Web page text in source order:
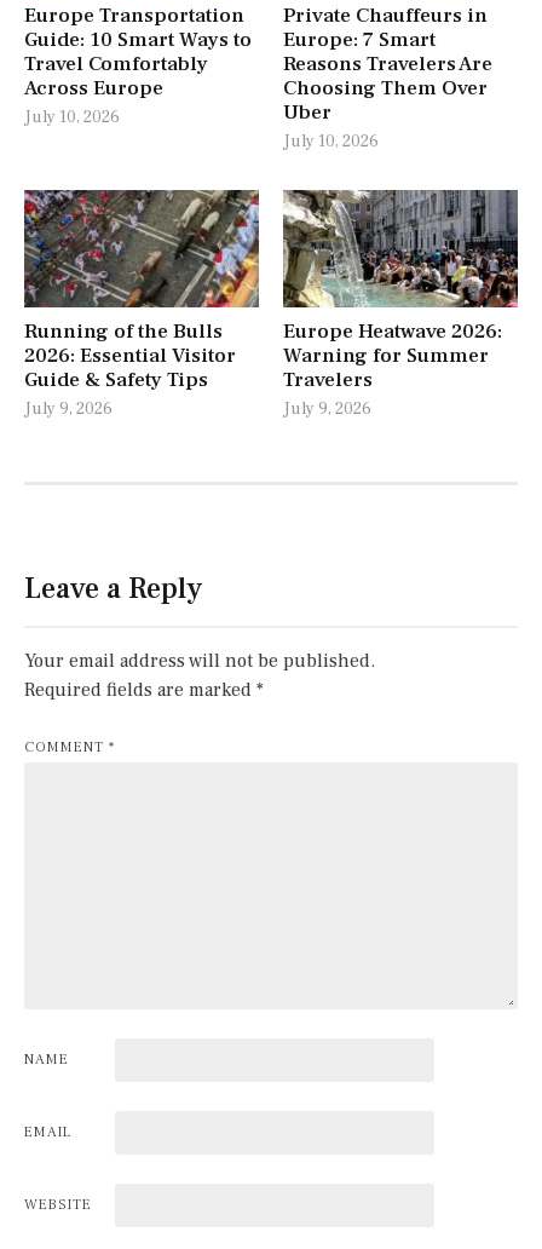
Europe Transportation
Guide: 10 Smart Ways to
Travel Comfortably
Across Europe
July 10, 2026
Private Chauffeurs in
Europe: 7 Smart
Reasons Travelers Are
Choosing Them Over
Uber
July 10, 2026
Running of the Bulls
2026: Essential Visitor
Guide & Safety Tips
July 9, 2026
Europe Heatwave 2026:
Warning for Summer
Travelers
July 9, 2026
Leave a Reply
Your email address will not be published.
Required fields are marked *
COMMENT *
NAME
EMAIL
WEBSITE